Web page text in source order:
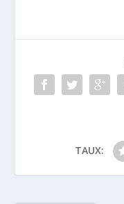
TAUX: